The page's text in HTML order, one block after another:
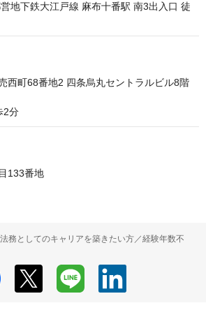
西町68番地2 四条烏丸セントラルビル8階
2分
133番地
務としてのキャリアを築きたい方／経験年数不